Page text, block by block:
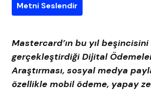
Metni Seslendir
Mastercard’ın bu yıl beşincisini
gerçekleştirdiği Dijital
Araştırması, sosyal medya
özellikle mobil ödeme, yapay